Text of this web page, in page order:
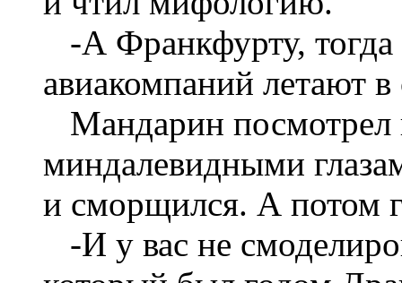
-А Франкфурту, тогда
авиакомпаний летают
Мандарин посмотрел
миндалевидными
и сморщился. А потом
-И у вас не